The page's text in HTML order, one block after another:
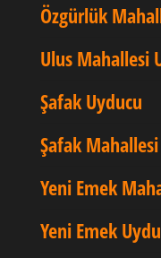
Özgürlük
Ulus Mahallesi
Şafak Uyducu
Şafak
Yeni Emek
Yeni Emek